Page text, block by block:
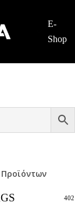
E-
Shop
402